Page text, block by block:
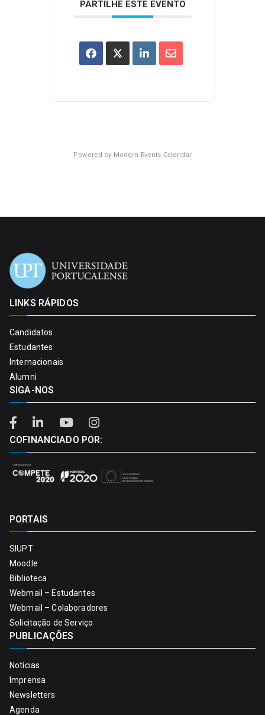
PARTILHE ESTE EVENTO
Powered by Modern Events Calendar
LINKS RÁPIDOS
Candidatos
Estudantes
Internacionais
Alumni
SIGA-NOS
COFINANCIADO POR:
PORTAIS
SIUPT
Moodle
Biblioteca
Webmail – Estudantes
Webmail – Colaboradores
Solicitação de Serviço
PUBLICAÇÕES
Notícias
Imprensa
Newsletters
Agenda